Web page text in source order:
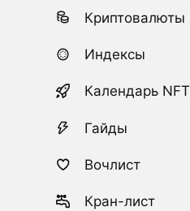
Криптовалюты
Индексы
Календарь NFT
Гайды
Вочлист
Кран-лист